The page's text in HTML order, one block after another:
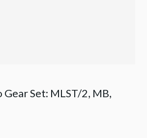
Gear Set: MLST/2, MB,